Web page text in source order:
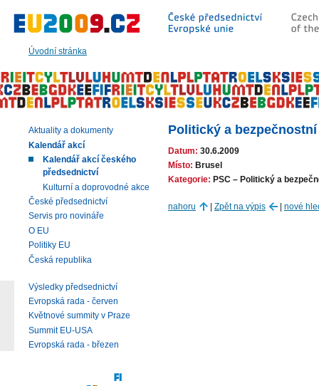
Úvodní stránka
hlavní
|
navigaci
|
vyhledávání
Politický a
Datum: 30.6.2009
Místo: Brusel
Kategorie: PSC – Politický a
nahoru Zpět na výpis nové
Aktuality a dokumenty
Kalendář akcí
Kalendář akcí českého
předsednictví
Kulturní a doprovodné akce
České předsednictví
Servis pro novináře
O EU
Politiky EU
Česká republika
Výsledky předsednictví
Evropská rada - červen
Květnové summity v Praze
Summit EU-USA
Evropská rada - březen